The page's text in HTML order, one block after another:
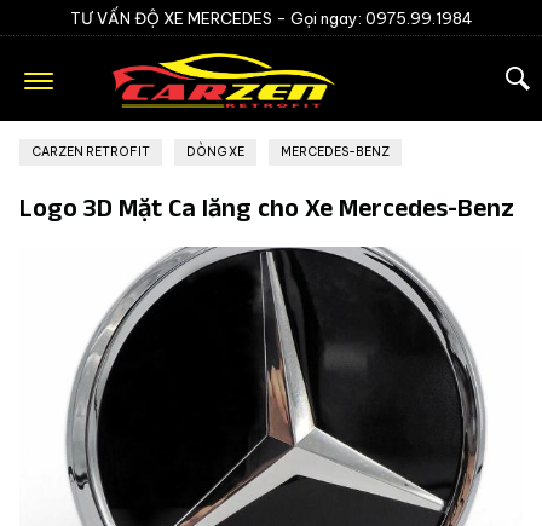
TƯ VẤN ĐỘ XE MERCEDES - Gọi ngay: 0975.99.1984
CARZEN RETROFIT DÒNG XE MERCEDES-BENZ
Logo 3D Mặt Ca lăng cho Xe Mercedes-Benz